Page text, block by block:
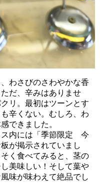
わさびのさわやかな香
だ、辛みはありませ
リ。最初はツーンとす
辛くない。むしろ、わ
できました。
ス内には「季節限定 今
が掲示されていまし
く食べてみると、茎の
美味しい！そして葉や
味が味わえて絶品でし